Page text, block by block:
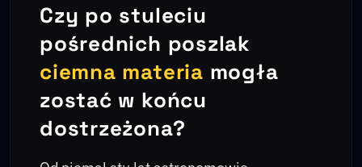
Czy po stuleciu
pośrednich poszlak
ciemna materia mogła
zostać w końcu
dostrzeżona?